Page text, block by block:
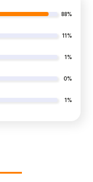
88%
11%
1%
0%
1%